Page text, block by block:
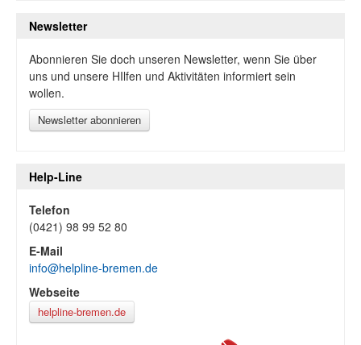
Newsletter
Abonnieren Sie doch unseren Newsletter, wenn Sie über
uns und unsere HIlfen und Aktivitäten informiert sein
wollen.
Newsletter abonnieren
Help-Line
Telefon
(0421) 98 99 52 80
E-Mail
info@helpline-bremen.de
Webseite
helpline-bremen.de